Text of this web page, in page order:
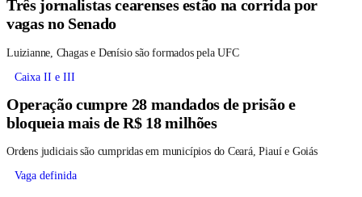
vagas no Senado
Luizianne, Chagas e Denísio são formados pela UFC
Caixa II e III
Operação cumpre 28 mandados de prisão e
bloqueia mais de R$ 18 milhões
Ordens judiciais são cumpridas em municípios do Ceará, Piauí e Goiás
Vaga definida